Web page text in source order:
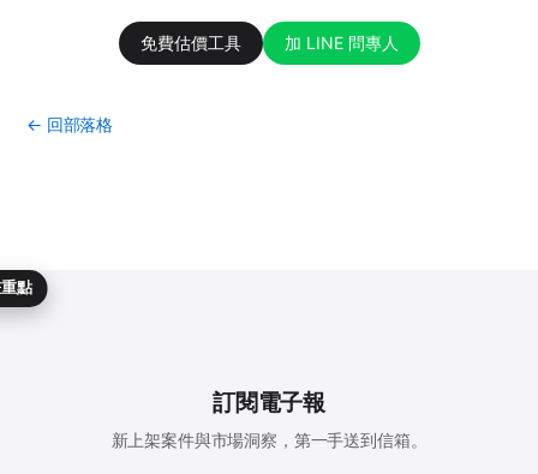
免費估價工具 加 LINE 問專人
← 回部落格
點
訂閱電子報
新上架案件與市場洞察，第一手送到信箱。